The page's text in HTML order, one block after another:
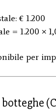
€ 1.200
= 1.200 ×
per